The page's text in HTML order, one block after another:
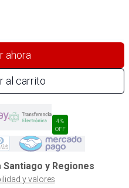
ahora
al carrito
4%
OFF
Santiago y Regiones
y valores